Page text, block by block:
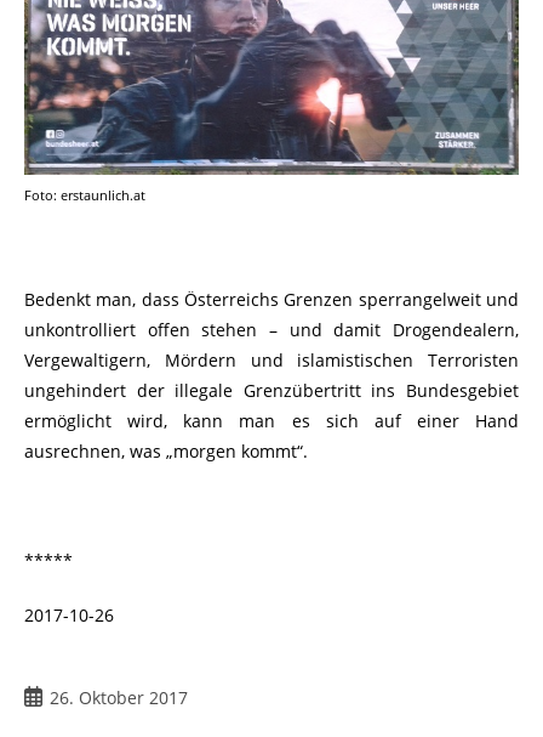
Foto: erstaunlich.at
Bedenkt man, dass Österreichs Grenzen sperrangelweit und
unkontrolliert offen stehen – und damit Drogendealern,
Vergewaltigern, Mördern und islamistischen Terroristen
ungehindert der illegale Grenzübertritt ins Bundesgebiet
ermöglicht wird, kann man es sich auf einer Hand
ausrechnen, was „morgen kommt“.
*****
2017-10-26
26. Oktober 2017